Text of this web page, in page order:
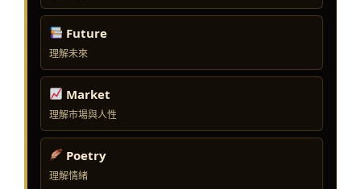
Future
理解未來
Market
理解市場與人性
Poetry
理解情緒